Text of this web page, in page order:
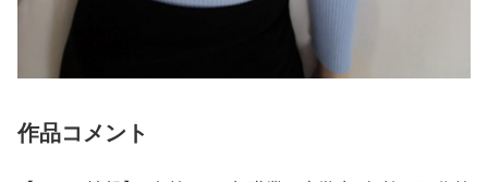
作品コメント